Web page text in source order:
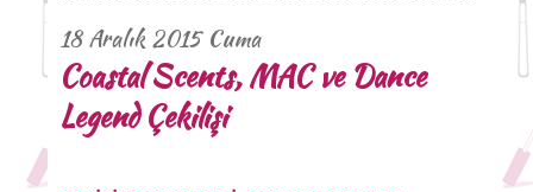
18 Aralık 2015 Cuma
Coastal Scents, MAC ve Dance
Legend Çekilişi